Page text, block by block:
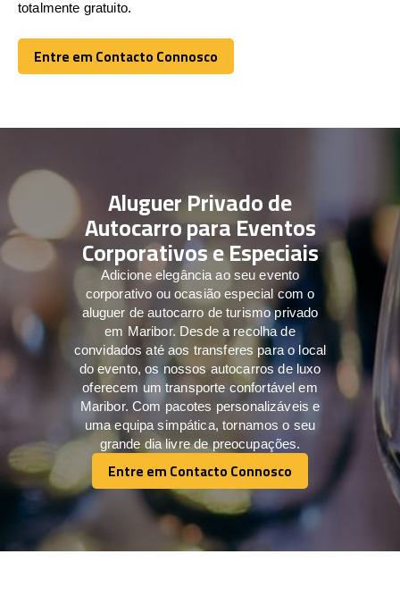
totalmente gratuito.
Entre em Contacto Connosco
Entre em Contacto Connosco
Aluguer Privado de
Autocarro para Eventos
Corporativos e Especiais
Adicione elegância ao seu evento
corporativo ou ocasião especial com o
aluguer de autocarro de turismo privado
em Maribor. Desde a recolha de
convidados até aos transferes para o local
do evento, os nossos autocarros de luxo
oferecem um transporte confortável em
Maribor. Com pacotes personalizáveis e
uma equipa simpática, tornamos o seu
grande dia livre de preocupações.
Entre em Contacto Connosco
Entre em Contacto Connosco